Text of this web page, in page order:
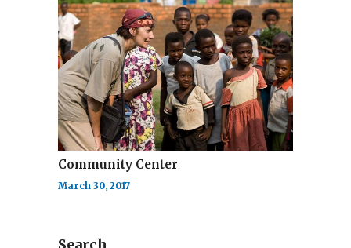
Community Center
March 30, 2017